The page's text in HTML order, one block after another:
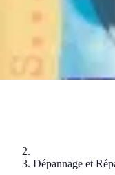
Dépannage et